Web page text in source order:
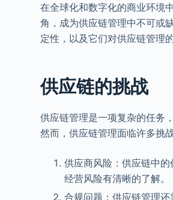
在全球化和数字化的商业环境
角，成为供应链管理中不可或
定性，以及它们对供应链管理
供应链的挑战
供应链管理是一项复杂的任务
然而，供应链管理面临许多挑
供应商风险：供应链中
经营风险有清晰的了解。
合规问题：供应链管理还